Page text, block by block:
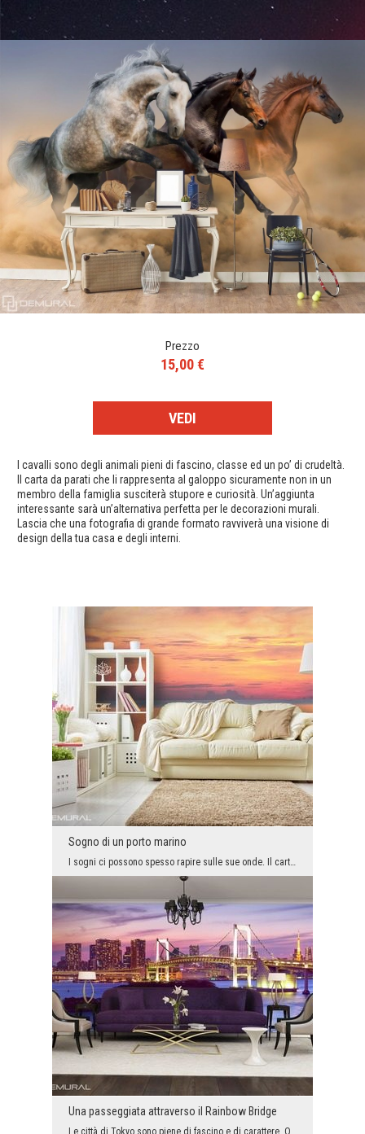
Prezzo
15,00 €
VEDI
I cavalli sono degli animali pieni di fascino, classe ed un po’ di crudeltà.
Il carta da parati che li rappresenta al galoppo sicuramente non in un
membro della famiglia susciterà stupore e curiosità. Un’aggiunta
interessante sarà un’alternativa perfetta per le decorazioni murali.
Lascia che una fotografia di grande formato ravviverà una visione di
design della tua casa e degli interni.
Sogno di un porto marino
I sogni ci possono spesso rapire sulle sue onde. Il carta da parati vestito con i raggi del sole ...
Una passeggiata attraverso il Rainbow Bridge
Le città di Tokyo sono piene di fascino e di carattere. Quello che collega queste due terre non è...